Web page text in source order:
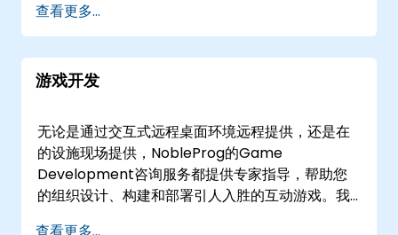
利用互动研讨会和动手原型设计会议——通过安全
的远程桌面环境远程进行，或直接在现场进行——
超越理论概念。我们专注于为您的内部团队提供成
功集成AR技术、解决复杂业务挑战和扩展沉浸式能
您的数字化转型之旅，并在取得可衡量的成果。
查看更多...
游戏开发
无论是通过交互式远程桌面环境远程提供，还是在
的设施现场提供，NobleProg的Game
Development咨询服务都提供专家指导，帮助您
的组织设计、构建和部署引人入胜的互动游戏。我